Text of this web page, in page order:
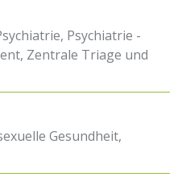
Psychiatrie -
Zentrale Triage und
Gesundheit,